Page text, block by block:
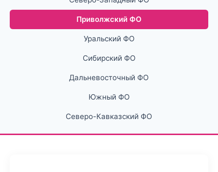
Приволжский ФО
Уральский ФО
Сибирский ФО
Дальневосточный ФО
Южный ФО
Северо-Кавказский ФО